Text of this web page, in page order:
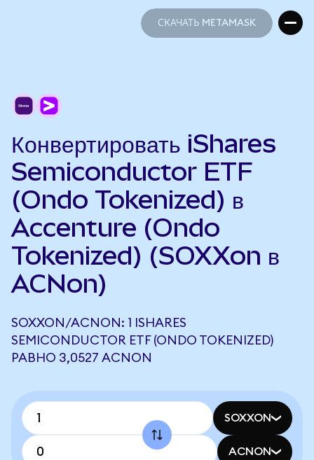
СКАЧАТЬ METAMASK
Конвертировать iShares
Semiconductor ETF
(Ondo Tokenized) в
Accenture (Ondo
Tokenized) (SOXXon в
ACNon)
SOXXON/ACNON: 1 ISHARES
SEMICONDUCTOR ETF (ONDO TOKENIZED)
РАВНО 3,0527 ACNON
SOXXON
ACNON